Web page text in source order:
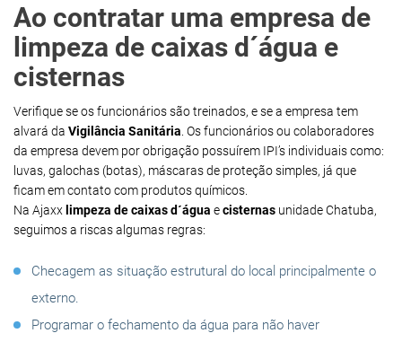
Ao contratar uma empresa de
limpeza de caixas d´água e
cisternas
Verifique se os funcionários são treinados, e se a empresa tem
alvará da Vigilância Sanitária . Os funcionários ou colaboradores
da empresa devem por obrigação possuírem IPI’s individuais como:
luvas, galochas (botas), máscaras de proteção simples, já que
ficam em contato com produtos químicos.
Na Ajaxx limpeza de caixas d´água ecisternas unidade Chatuba,
seguimos a riscas algumas regras:
Checagem as situação estrutural do local principalmente o
externo.
Programar o fechamento da água para não haver